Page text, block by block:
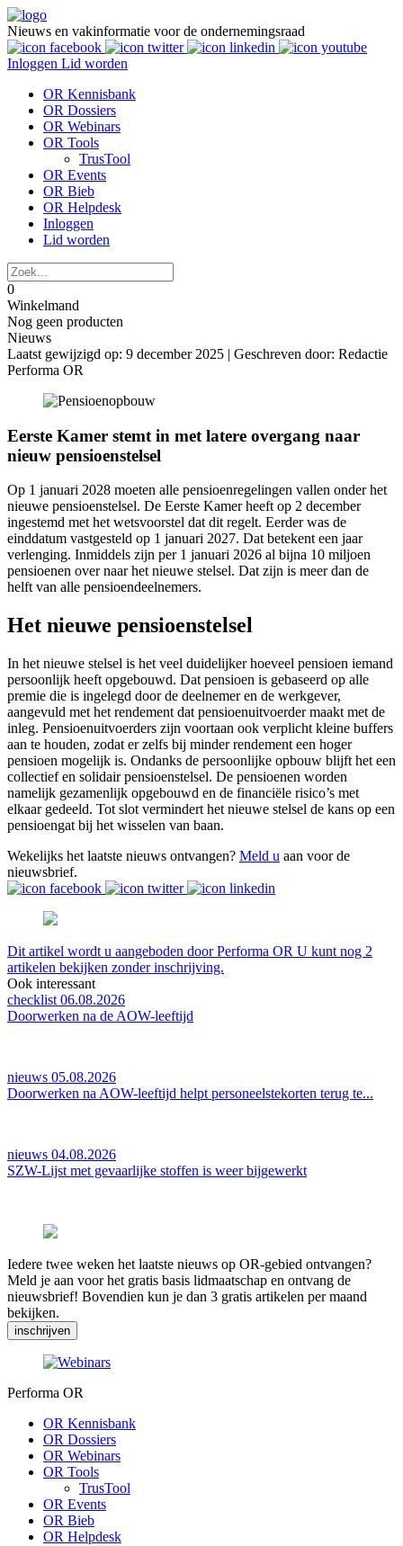
Nieuws en vakinformatie voor de ondernemingsraad
Inloggen Lid worden
OR Kennisbank
OR Dossiers
OR Webinars
OR Tools
TrusTool
OR Events
OR Bieb
OR Helpdesk
Inloggen
Lid worden
0
Winkelmand
Nog geen producten
Nieuws
Laatst gewijzigd op: 9 december 2025 | Geschreven door: Redactie
Performa OR
Eerste Kamer stemt in met latere overgang naar
nieuw pensioenstelsel
Op 1 januari 2028 moeten alle pensioenregelingen vallen onder het
nieuwe pensioenstelsel. De Eerste Kamer heeft op 2 december
ingestemd met het wetsvoorstel dat dit regelt. Eerder was de
einddatum vastgesteld op 1 januari 2027. Dat betekent een jaar
verlenging. Inmiddels zijn per 1 januari 2026 al bijna 10 miljoen
pensioenen over naar het nieuwe stelsel. Dat zijn is meer dan de
helft van alle pensioendeelnemers.
Het nieuwe pensioenstelsel
In het nieuwe stelsel is het veel duidelijker hoeveel pensioen iemand
persoonlijk heeft opgebouwd. Dat pensioen is gebaseerd op alle
premie die is ingelegd door de deelnemer en de werkgever,
aangevuld met het rendement dat pensioenuitvoerder maakt met de
inleg. Pensioenuitvoerders zijn voortaan ook verplicht kleine buffers
aan te houden, zodat er zelfs bij minder rendement een hoger
pensioen mogelijk is. Ondanks de persoonlijke opbouw blijft het een
collectief en solidair pensioenstelsel. De pensioenen worden
namelijk gezamenlijk opgebouwd en de financiële risico’s met
elkaar gedeeld. Tot slot vermindert het nieuwe stelsel de kans op een
pensioengat bij het wisselen van baan.
Wekelijks het laatste nieuws ontvangen? Meld u aan voor de
nieuwsbrief.
Dit artikel wordt u aangeboden door Performa OR U kunt nog 2
artikelen bekijken zonder inschrijving.
Ook interessant
checklist 06.08.2026
Doorwerken na de AOW-leeftijd
nieuws 05.08.2026
Doorwerken na AOW-leeftijd helpt personeelstekorten terug te...
nieuws 04.08.2026
SZW-Lijst met gevaarlijke stoffen is weer bijgewerkt
Iedere twee weken het laatste nieuws op OR-gebied ontvangen?
Meld je aan voor het gratis basis lidmaatschap en ontvang de
nieuwsbrief! Bovendien kun je dan 3 gratis artikelen per maand
bekijken.
inschrijven
Performa OR
OR Kennisbank
OR Dossiers
OR Webinars
OR Tools
TrusTool
OR Events
OR Bieb
OR Helpdesk